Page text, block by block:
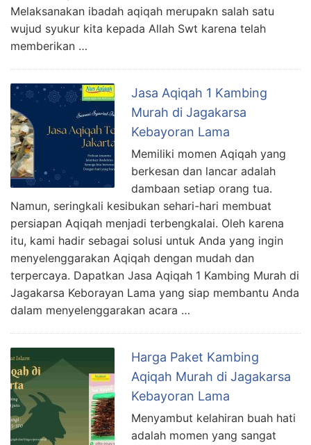
Melaksanakan ibadah aqiqah merupakn salah satu
wujud syukur kita kepada Allah Swt karena telah
memberikan …
Jasa Aqiqah 1 Kambing
Murah di Jagakarsa
Kebayoran Lama
Memiliki momen Aqiqah yang
berkesan dan lancar adalah
dambaan setiap orang tua.
Namun, seringkali kesibukan sehari-hari membuat
persiapan Aqiqah menjadi terbengkalai. Oleh karena
itu, kami hadir sebagai solusi untuk Anda yang ingin
menyelenggarakan Aqiqah dengan mudah dan
terpercaya. Dapatkan Jasa Aqiqah 1 Kambing Murah di
Jagakarsa Keborayan Lama yang siap membantu Anda
dalam menyelenggarakan acara …
Harga Paket Kambing
Aqiqah Murah di Jagakarsa
Kebayoran Lama
Menyambut kelahiran buah hati
adalah momen yang sangat